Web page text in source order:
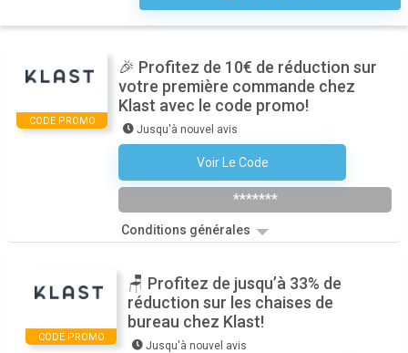
CODE PROMO
🎉 Profitez de 10€ de réduction sur
votre première commande chez
Klast avec le code promo!
Jusqu'à nouvel avis
Voir Le Code
S'abonner À La Newsletter
*******
Conditions générales
CODE PROMO
🪑 Profitez de jusqu’à 33% de
réduction sur les chaises de
bureau chez Klast!
Jusqu'à nouvel avis